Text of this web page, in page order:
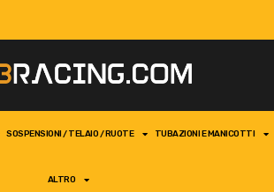
SOSPENSIONI / TELAIO / RUOTE TUBAZIONI E MANICOTTI
ALTRO